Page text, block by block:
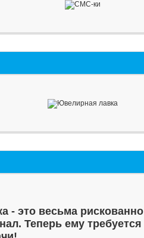
- это весьма рискованно
Теперь ему требуется